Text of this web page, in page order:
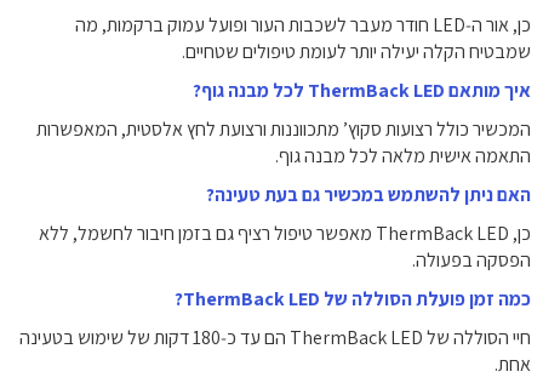
כן, אור ה‑LED חודר מעבר לשכבות העור ופועל עמוק ברקמות, מה
שמבטיח הקלה יעילה יותר לעומת טיפולים שטחיים.
איך מותאם ThermBack LED לכל מבנה גוף?
המכשיר כולל רצועות סקוץ’ מתכווננות ורצועת לחץ אלסטית, המאפשרות
התאמה אישית מלאה לכל מבנה גוף.
האם ניתן להשתמש במכשיר גם בעת טעינה?
כן, ThermBack LED מאפשר טיפול רציף גם בזמן חיבור לחשמל, ללא
הפסקה בפעולה.
כמה זמן פועלת הסוללה של ThermBack LED?
חיי הסוללה של ThermBack LED הם עד כ‑180 דקות של שימוש בטעינה
אחת.